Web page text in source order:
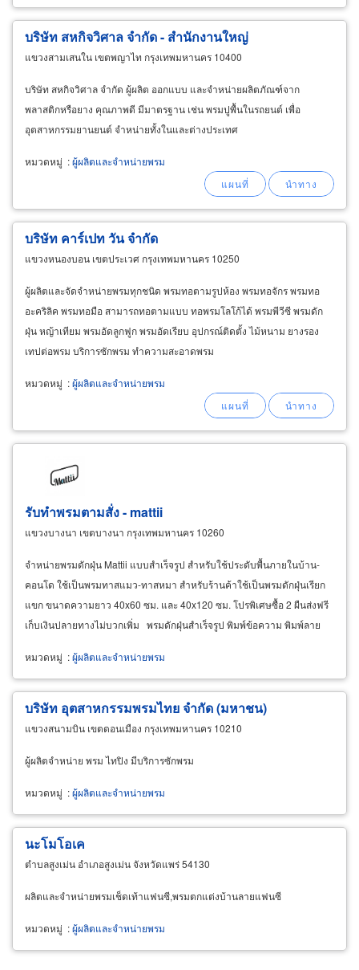
บริษัท สหกิจวิศาล จำกัด - สำนักงานใหญ่
แขวงสามเสนใน เขตพญาไท กรุงเทพมหานคร 10400
บริษัท สหกิจวิศาล จำกัด ผู้ผลิต ออกแบบ และจำหน่ายผลิตภัณฑ์จาก
พลาสติกหรือยาง คุณภาพดี มีมาตรฐาน เช่น พรมปูพื้นในรถยนต์ เพื่อ
อุตสาหกรรมยานยนต์ จำหน่ายทั้งในและต่างประเทศ
หมวดหมู่ :ผู้ผลิตและจำหน่ายพรม
บริษัท คาร์เปท วัน จำกัด
แขวงหนองบอน เขตประเวศ กรุงเทพมหานคร 10250
ผู้ผลิตและจัดจำหน่ายพรมทุกชนิด พรมทอตามรูปห้อง พรมทอจักร พรมทอ
อะคริลิค พรมทอมือ สามารถทอตามแบบ ทอพรมโลโก้ได้ พรมพีวีซี พรมดัก
ฝุ่น หญ้าเทียม พรมอัดลูกฟูก พรมอัดเรียบ อุปกรณ์ติดตั้ง ไม้หนาม ยางรอง
เทปต่อพรม บริการซักพรม ทำความสะอาดพรม
หมวดหมู่ :ผู้ผลิตและจำหน่ายพรม
รับทำพรมตามสั่ง - mattii
แขวงบางนา เขตบางนา กรุงเทพมหานคร 10260
จำหน่ายพรมดักฝุ่น Mattii แบบสำเร็จรูป สำหรับใช้ประดับพื้นภายในบ้าน-
คอนโด ใช้เป็นพรมทาสแมว-ทาสหมา สำหรับร้านค้าใช้เป็นพรมดักฝุ่นเรียก
แขก ขนาดความยาว 40x60 ซม. และ 40x120 ซม. โปรพิเศษซื้อ 2 ผืนส่งฟรี
เก็บเงินปลายทางไม่บวกเพิ่ม พรมดักฝุ่นสำเร็จรูป พิมพ์ข้อความ พิมพ์ลาย
หมวดหมู่ :ผู้ผลิตและจำหน่ายพรม
บริษัท อุตสาหกรรมพรมไทย จำกัด (มหาชน)
แขวงสนามบิน เขตดอนเมือง กรุงเทพมหานคร 10210
ผู้ผลิตจำหน่าย พรม ไทปิง มีบริการซักพรม
หมวดหมู่ :ผู้ผลิตและจำหน่ายพรม
นะโมโอเค
ตำบลสูงเม่น อำเภอสูงเม่น จังหวัดแพร่ 54130
ผลิตและจำหน่ายพรมเช็ดเท้าแฟนซี,พรมตกแต่งบ้านลายแฟนซี
หมวดหมู่ :ผู้ผลิตและจำหน่ายพรม